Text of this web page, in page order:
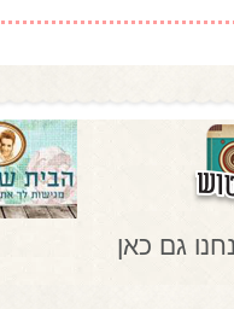
גם כאן